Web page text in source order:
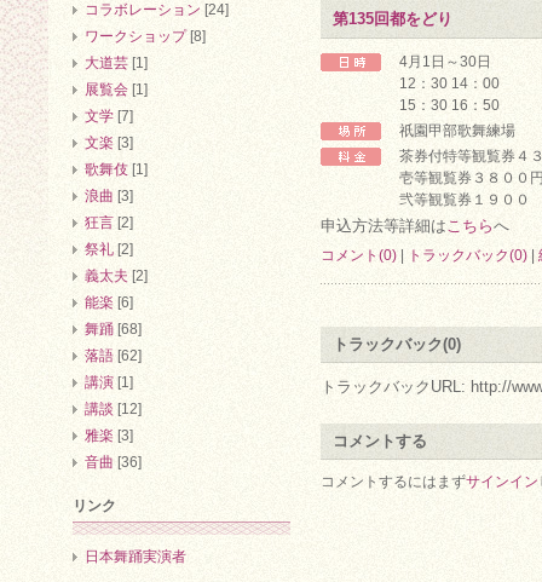
第135回都をどり
4月1日～30日
12：30 14：00
15：30 16：50
祇園甲部歌舞練場
茶券付特等観覧券
壱等観覧券３８００
弐等観覧券１９００
申込方法等詳細はこちらへ
コメント(0) トラックバック(0)
トラックバック(0)
トラックバックURL: http://
コメントする
コメントするにはまずサインイン
コラボレーション [24]
ワークショップ[8]
大道芸 [1]
展覧会 [1]
文学 [7]
文楽 [3]
歌舞伎 [1]
浪曲 [3]
狂言 [2]
祭礼 [2]
義太夫 [2]
能楽 [6]
舞踊 [68]
落語 [62]
講演 [1]
講談 [12]
雅楽 [3]
音曲 [36]
リンク
日本舞踊実演者